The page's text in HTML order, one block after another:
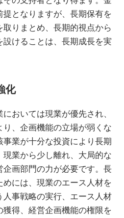
となりますが、長期保有を
りまとめ、長期的視点から
けることは、長期成長を実
化
おいては現業が優先され、
、企画機能の立場が弱くな
事業が十分な投資により長期
業から少し離れ、大局的な
企画部門の力が必要です。長
には、現業のエース人材を
事戦略の実行、エース人材
得、経営企画機能の権限を